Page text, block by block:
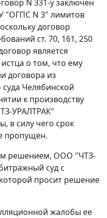
N 331-у заключен
"ОГПС N 3" лимитов
договор
ст. 70, 161, 250
является
о том, что ему
договора из
Челябинской
к производству
УРАЛТРАК"
в силу чего срок
пропущен.
решением, ООО "ЧТЗ-
суд с
просит решение
жалобы ее